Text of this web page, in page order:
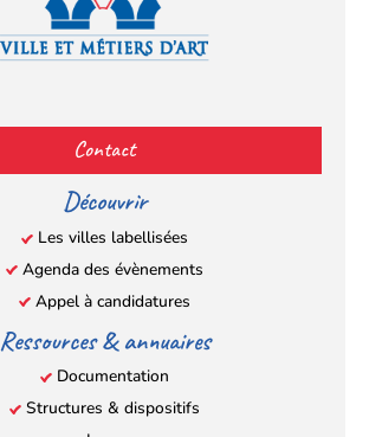
(s’ouvre
dans
nouvel
onglet)
(s’ouvre
dans
nouvel
onglet)
(s’ouvre
dans
nouvel
onglet)
(s’ouvre
nouvel
onglet)
Contact
Découvrir
Les villes labellisées
Agenda des évènements
Appel à candidatures
Ressources & annuaires
Documentation
Structures & dispositifs